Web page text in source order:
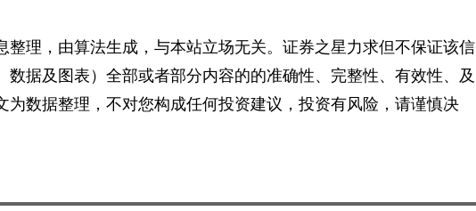
整理，由算法生成，与本站立场无关。证券之星力求但不保证该信
据及图表）全部或者部分内容的的准确性、完整性、有效性、及
为数据整理，不对您构成任何投资建议，投资有风险，请谨慎决